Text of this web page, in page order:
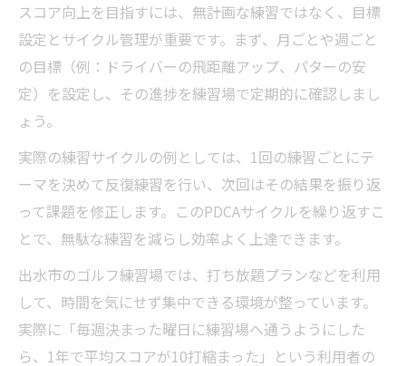
スコア向上を目指すには、無計画な練習ではなく、目標
設定とサイクル管理が重要です。まず、月ごとや週ごと
の目標（例：ドライバーの飛距離アップ、パターの安
定）を設定し、その進捗を練習場で定期的に確認しまし
ょう。
実際の練習サイクルの例としては、1回の練習ごとにテ
ーマを決めて反復練習を行い、次回はその結果を振り返
って課題を修正します。このPDCAサイクルを繰り返すこ
とで、無駄な練習を減らし効率よく上達できます。
出水市のゴルフ練習場では、打ち放題プランなどを利用
して、時間を気にせず集中できる環境が整っています。
実際に「毎週決まった曜日に練習場へ通うようにした
ら、1年で平均スコアが10打縮まった」という利用者の